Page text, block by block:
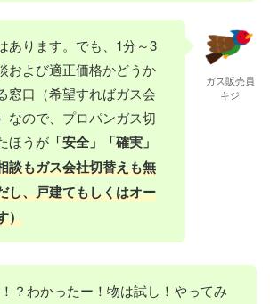
あります。でも、1分～3
および適正価格かどうか
窓口（希望すればガス会
なので、プロパンガス切
ほうが 「安全」「確実」
談もガス会社切替えも無
し、戸建てもしくはオー
）
ガス販売員
キジ
？わかったー！物は試し！やってみ